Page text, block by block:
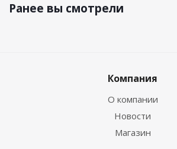
Ранее вы смотрели
Компания
О компании
Новости
Магазин